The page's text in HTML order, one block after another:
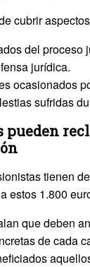
cubrir
del proceso
jurídica.
ocasionados
sufridas
pueden
tienen
estos 1.800
que deben
de cada